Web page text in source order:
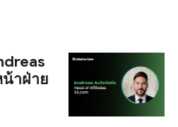
าฝ่าย